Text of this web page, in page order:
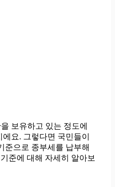
보유하고 있는 정도에
요. 그렇다면 국민들이
준으로 종부세를 납부해
준에 대해 자세히 알아보